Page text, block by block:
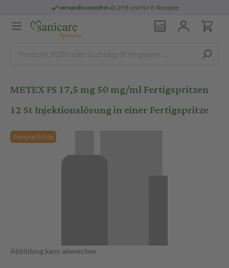
versandkostenfreiab 29 € und für E-Rezepte
METEX FS 17,5 mg 50 mg/ml Fertigspritzen
12 St Injektionslösung in einer Fertigspritze
Rezeptpflichtig
Abbildung kann abweichen